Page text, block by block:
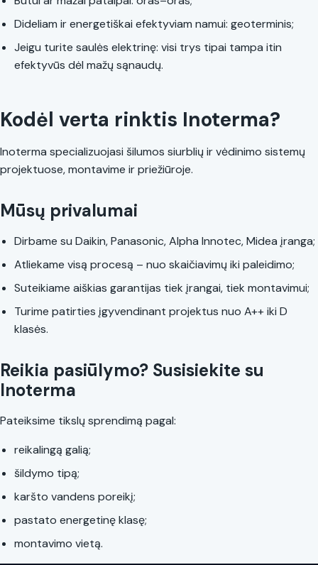
Dideliam ir energetiškai efektyviam namui: geoterminis;
Jeigu turite saulės elektrinę: visi trys tipai tampa itin
efektyvūs dėl mažų sąnaudų.
Kodėl verta rinktis Inoterma?
Inoterma specializuojasi šilumos siurblių ir vėdinimo sistemų
projektuose, montavime ir priežiūroje.
Mūsų privalumai
Dirbame su Daikin, Panasonic, Alpha Innotec, Midea įranga;
Atliekame visą procesą – nuo skaičiavimų iki paleidimo;
Suteikiame aiškias garantijas tiek įrangai, tiek montavimui;
Turime patirties įgyvendinant projektus nuo A++ iki D
klasės.
Reikia pasiūlymo? Susisiekite su
Inoterma
Pateiksime tikslų sprendimą pagal:
reikalingą galią;
šildymo tipą;
karšto vandens poreikį;
pastato energetinę klasę;
montavimo vietą.